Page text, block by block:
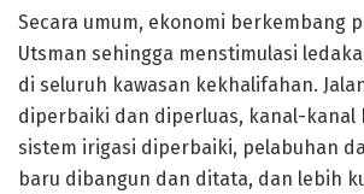
Secara umum, ekonomi berkembang
Utsman sehingga menstimulasi
di seluruh kawasan kekhalifahan.
diperbaiki dan diperluas, kanal-kanal
sistem irigasi diperbaiki, pelabuhan
baru dibangun dan ditata, dan lebih